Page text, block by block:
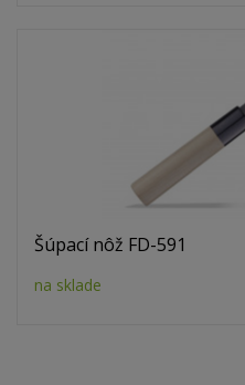
Šúpací nôž FD-591
na sklade